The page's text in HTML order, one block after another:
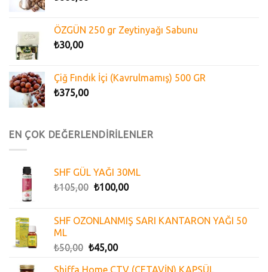
ÖZGÜN 250 gr Zeytinyağı Sabunu
₺30,00
Çiğ Fındık İçi (Kavrulmamış) 500 GR
₺375,00
EN ÇOK DEĞERLENDİRİLENLER
SHF GÜL YAĞI 30ML
₺105,00 ₺100,00
SHF OZONLANMIŞ SARI KANTARON YAĞI 50
ML
₺50,00 ₺45,00
Shiffa Home CTV (CETAVİN) KAPSÜL